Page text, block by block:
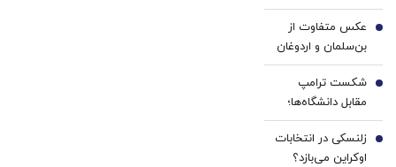
«کودتای برهنگی»
روبه‌رو شده‌ایم
عکس متفاوت از
بن‌سلمان و اردوغان
در مکه/پس از
نشست دفاعی چه
گذشت؟+ عکس
4
شکست ترامپ
مقابل دانشگاه‌ها؛
هاروارد چگونه ورق
را برگرداند؟
5
زلنسکی در انتخابات
اوکراین می‌بازد؟
6